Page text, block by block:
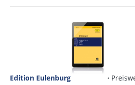
Edition Eulenburg ·